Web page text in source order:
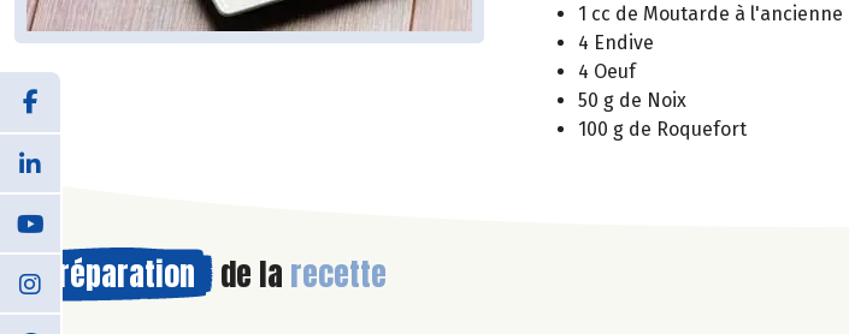
1 cc de Moutarde à l'ancienne
4 Endive
4 Oeuf
50 g de Noix
100 g de Roquefort
Préparation de la recette